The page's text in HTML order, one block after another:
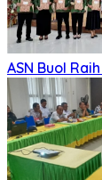
ASN Buol